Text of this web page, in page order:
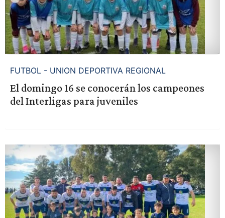
FUTBOL - UNION DEPORTIVA REGIONAL
El domingo 16 se conocerán los campeones
del Interligas para juveniles